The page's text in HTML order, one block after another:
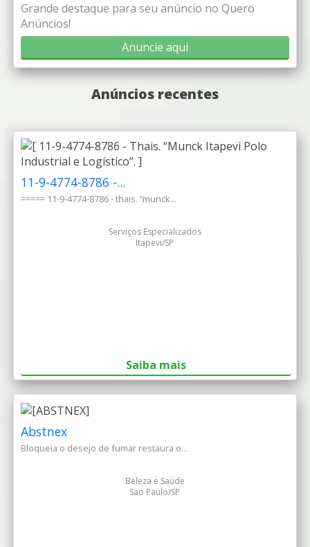
Grande destaque para seu anúncio no Quero
Anúncios!
Anuncie aqui
Anúncios recentes
11-9-4774-8786 -...
===== 11-9-4774-8786 - thais. “munck...
Serviços Especializados
Itapevi/SP
Saiba mais
Abstnex
Bloqueia o desejo de fumar restaura o...
Beleza e Saúde
Sao Paulo/SP